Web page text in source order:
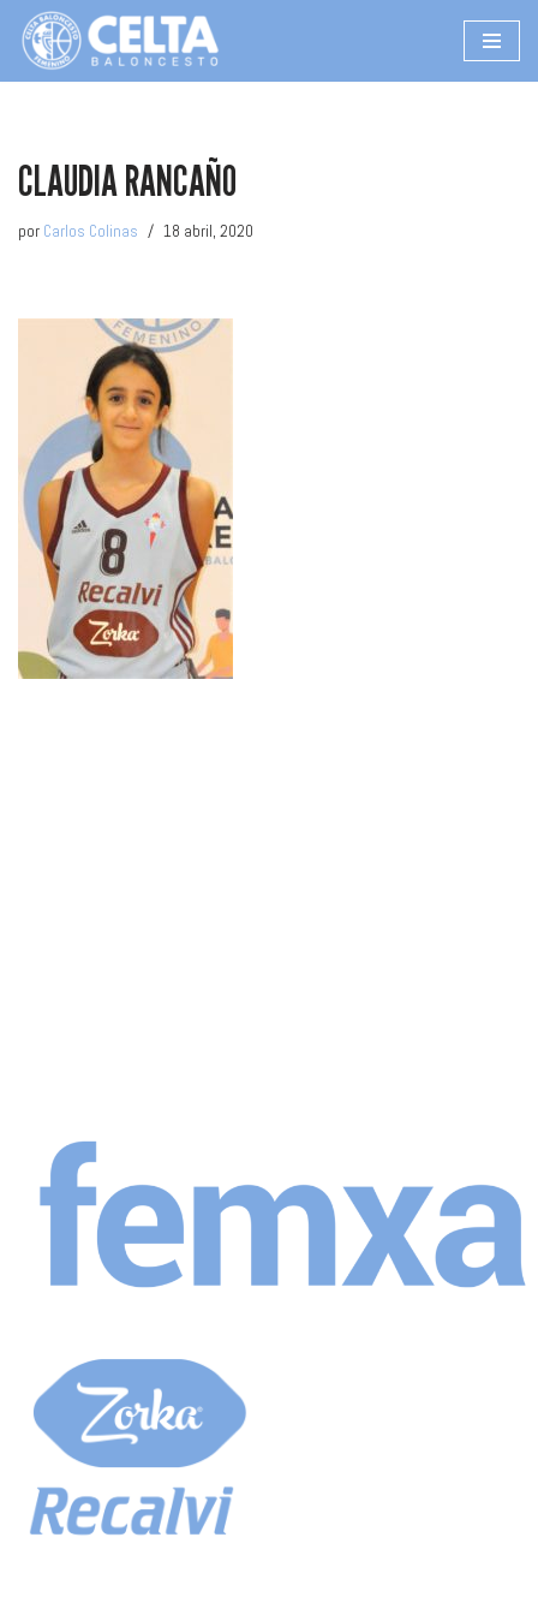
Saltar
CLAUDIA RANCAÑO
por Carlos Colinas 18 abril, 2020